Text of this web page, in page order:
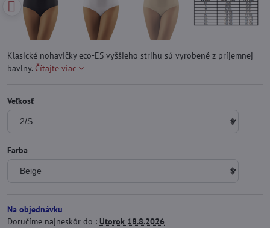
Klasické nohavičky eco-ES vyššieho strihu sú vyrobené z príjemnej
bavlny. Čítajte viac
Veľkosť
Farba
Na objednávku
Doručíme najneskôr do : Utorok 18.8.2026